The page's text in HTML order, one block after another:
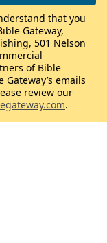
that you
Gateway,
501 Nelson
of Bible
emails
review our
.